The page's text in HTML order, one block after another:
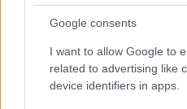
Google consents
I want to allow Google to
related to advertising like
device identifiers in apps.